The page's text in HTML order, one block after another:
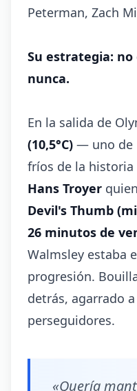
Peterman, Zach
Su estrategia:
nunca.
En la salida de
(10,5°C) — uno de
fríos de la
Hans Troyer
Devil's Thumb
26 minutos de
Walmsley estaba
progresión.
detrás, agarrado
perseguidores.
«Quería